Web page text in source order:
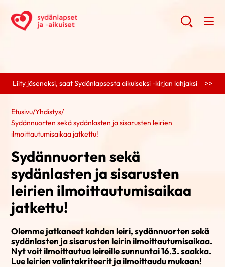
Liity jäseneksi, saat Sydänlapsesta aikuiseksi -kirjan lahjaksi >>
Etusivu/Yhdistys/
Sydännuorten sekä sydänlasten ja sisarusten leirien
ilmoittautumisaikaa jatkettu!
Sydännuorten sekä
sydänlasten ja sisarusten
leirien ilmoittautumisaikaa
jatkettu!
Olemme jatkaneet kahden leiri, sydännuorten sekä
sydänlasten ja sisarusten leirin ilmoittautumisaikaa.
Nyt voit ilmoittautua leireille sunnuntai 16.3. saakka.
Lue leirien valintakriteerit ja ilmoittaudu mukaan!